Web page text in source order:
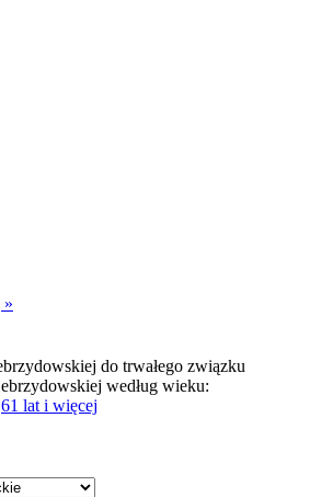
»
do trwałego związku
według wieku:
61 lat i więcej